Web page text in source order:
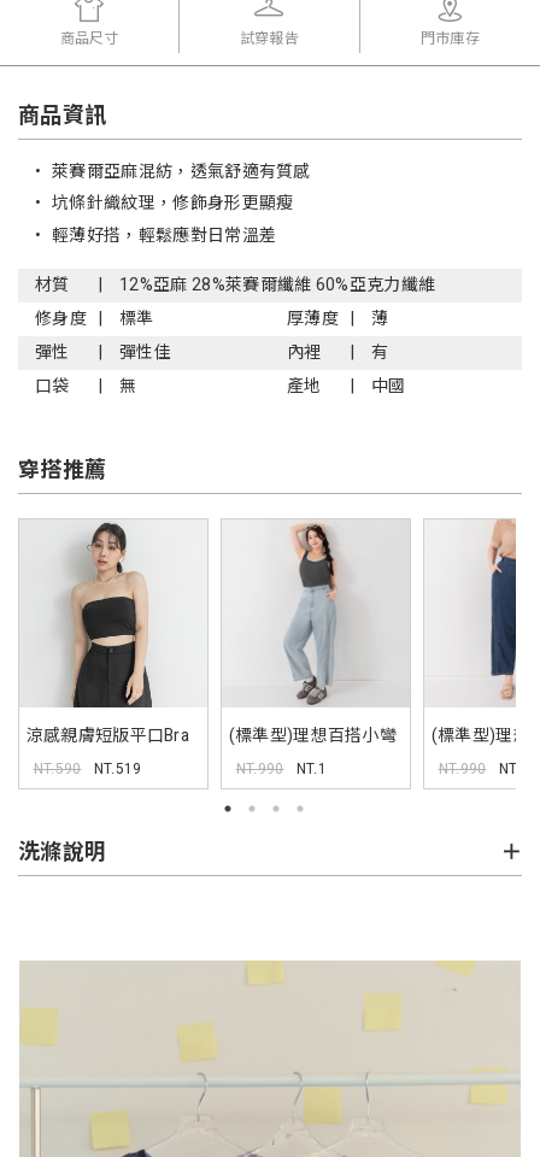
商品尺寸 試穿報告 門市庫存
商品資訊
• 萊賽爾亞麻混紡，透氣舒適有質感
• 坑條針織紋理，修飾身形更顯瘦
• 輕薄好搭，輕鬆應對日常溫差
材質
12%亞麻 28%萊賽爾纖維 60%亞克力纖維
修身度
標準 厚薄度
薄
彈性
彈性佳 內裡
有
口袋
無 產地 中國
穿搭推薦
涼感親膚短版平口Bra
背心 Pobra
NT.590 NT.519
(標準型)理想百搭小彎
刀牛仔褲
NT.990 NT.1
(標準型)理想
刀牛仔褲
NT.990 NT.1
洗滌說明